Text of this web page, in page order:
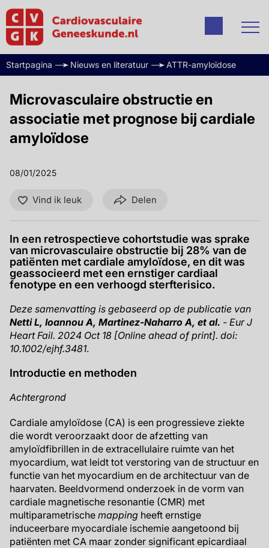
Startpagina Nieuws en literatuur ATTR-amyloïdose
Microvasculaire obstructie en
associatie met prognose bij cardiale
amyloïdose
08/01/2025
Vind ik leuk Delen
In een retrospectieve cohortstudie was sprake
van microvasculaire obstructie bij 28% van de
patiënten met cardiale amyloïdose, en dit was
geassocieerd met een ernstiger cardiaal
fenotype en een verhoogd sterfterisico.
Deze samenvatting is gebaseerd op de publicatie van
Netti L, Ioannou A, Martinez-Naharro A, et al. - Eur J
Heart Fail. 2024 Oct 18 [Online ahead of print]. doi:
10.1002/ejhf.3481.
Introductie en methoden
Achtergrond
Cardiale amyloïdose (CA) is een progressieve ziekte
die wordt veroorzaakt door de afzetting van
amyloïdfibrillen in de extracellulaire ruimte van het
myocardium, wat leidt tot verstoring van de structuur en
functie van het myocardium en de architectuur van de
haarvaten. Beeldvormend onderzoek in de vorm van
cardiale magnetische resonantie (CMR) met
multiparametrische mapping heeft ernstige
induceerbare myocardiale ischemie aangetoond bij
patiënten met CA maar zonder significant epicardiaal